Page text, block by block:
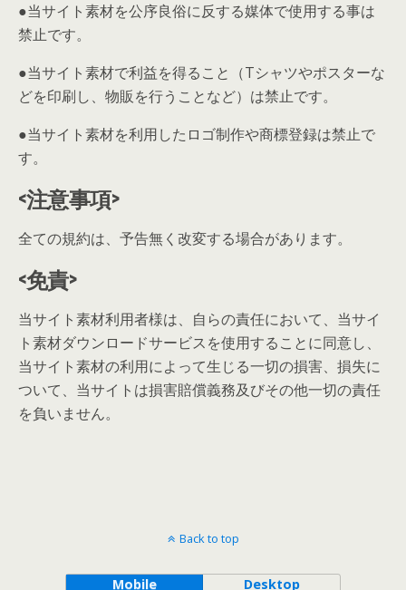
●当サイト素材を公序良俗に反する媒体で使用する事は
禁止です。
●当サイト素材で利益を得ること（Tシャツやポスターな
どを印刷し、物販を行うことなど）は禁止です。
●当サイト素材を利用したロゴ制作や商標登録は禁止で
す。
<注意事項>
全ての規約は、予告無く改変する場合があります。
<免責>
当サイト素材利用者様は、自らの責任において、当サイ
ト素材ダウンロードサービスを使用することに同意し、
当サイト素材の利用によって生じる一切の損害、損失に
ついて、当サイトは損害賠償義務及びその他一切の責任
を負いません。
Back to top
Mobile Desktop